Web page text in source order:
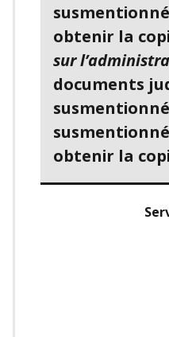
obtenir la
sur
documents
obtenir la